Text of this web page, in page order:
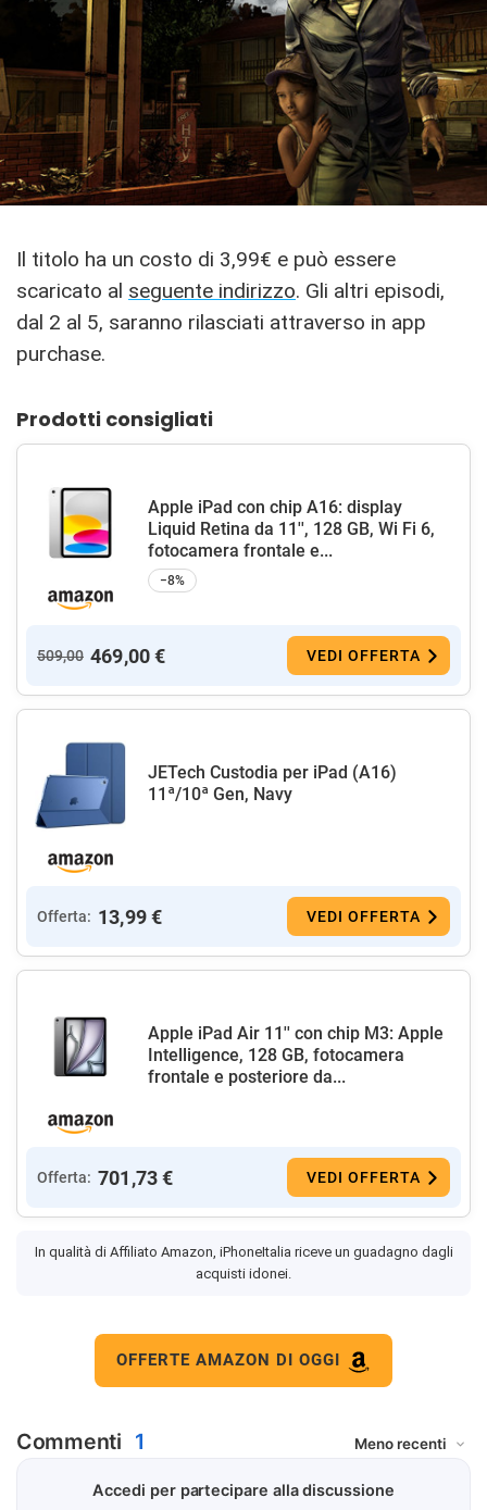
Il titolo ha un costo di 3,99€ e può essere
scaricato al seguente indirizzo. Gli altri episodi,
dal 2 al 5, saranno rilasciati attraverso in app
purchase.
Prodotti consigliati
Apple iPad con chip A16: display
Liquid Retina da 11'', 128 GB, Wi Fi 6,
fotocamera frontale e...
−8%
509,00 469,00 € VEDI OFFERTA
JETech Custodia per iPad (A16)
11ª/10ª Gen, Navy
Offerta: 13,99 € VEDI OFFERTA
Apple iPad Air 11'' con chip M3: Apple
Intelligence, 128 GB, fotocamera
frontale e posteriore da...
Offerta: 701,73 € VEDI OFFERTA
In qualità di Affiliato Amazon, iPhoneItalia riceve un guadagno dagli
acquisti idonei.
OFFERTE AMAZON DI OGGI
Commenti 1
Accedi per partecipare alla discussione